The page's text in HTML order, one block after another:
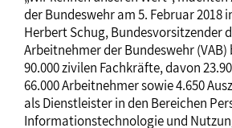
der Bundeswehr am 5. Februar 2018
Herbert Schug, Bundesvorsitzender
Arbeitnehmer der Bundeswehr (VAB)
90.000 zivilen Fachkräfte, davon
66.000 Arbeitnehmer sowie 4.650
als Dienstleister in den Bereichen
Informationstechnologie und